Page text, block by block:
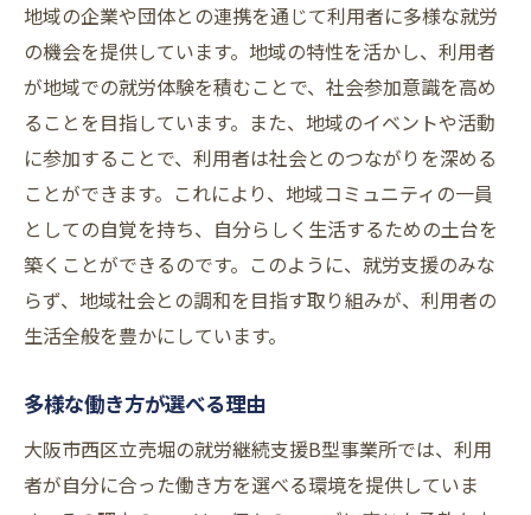
地域の企業や団体との連携を通じて利用者に多様な就労
の機会を提供しています。地域の特性を活かし、利用者
が地域での就労体験を積むことで、社会参加意識を高め
ることを目指しています。また、地域のイベントや活動
に参加することで、利用者は社会とのつながりを深める
ことができます。これにより、地域コミュニティの一員
としての自覚を持ち、自分らしく生活するための土台を
築くことができるのです。このように、就労支援のみな
らず、地域社会との調和を目指す取り組みが、利用者の
生活全般を豊かにしています。
多様な働き方が選べる理由
大阪市西区立売堀の就労継続支援B型事業所では、利用
者が自分に合った働き方を選べる環境を提供していま